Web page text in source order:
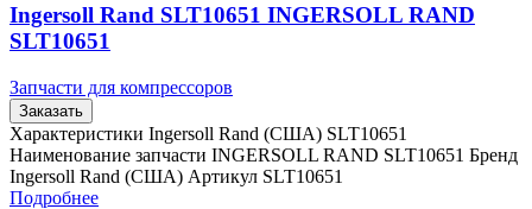
Ingersoll Rand SLT10651 INGERSOLL RAND
SLT10651
Запчасти для компрессоров
Заказать
Характеристики Ingersoll Rand (США) SLT10651
Наименование запчасти INGERSOLL RAND SLT10651 Бренд
Ingersoll Rand (США) Артикул SLT10651
Подробнее